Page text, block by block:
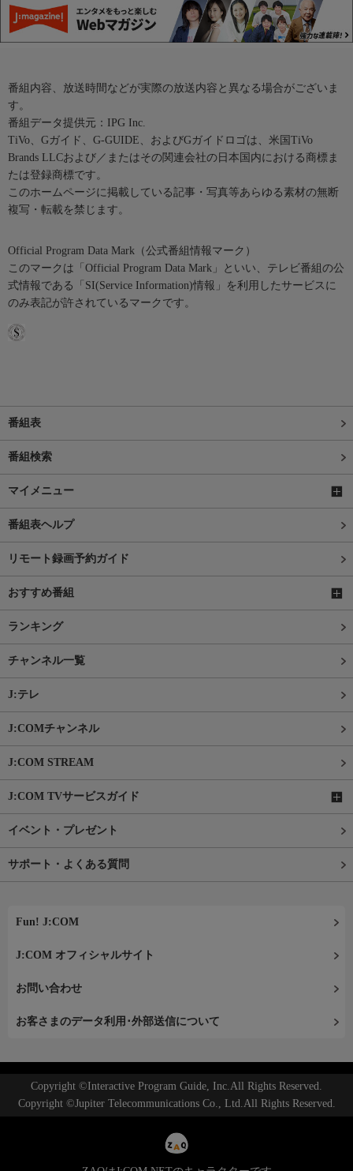
番組内容、放送時間などが実際の放送内容と異なる場合がございま
す。
番組データ提供元：IPG Inc.
TiVo、Gガイド、G-GUIDE、およびGガイドロゴは、米国TiVo
Brands LLCおよび／またはその関連会社の日本国内における商標ま
たは登録商標です。
このホームページに掲載している記事・写真等あらゆる素材の無断
複写・転載を禁じます。
Official Program Data Mark（公式番組情報マーク）
このマークは「Official Program Data Mark」といい、テレビ番組の公
式情報である「SI(Service Information)情報」を利用したサービスに
のみ表記が許されているマークです。
番組表
番組検索
マイメニュー
番組表ヘルプ
リモート録画予約ガイド
おすすめ番組
ランキング
チャンネル一覧
J:テレ
J:COMチャンネル
J:COM STREAM
J:COM TVサービスガイド
イベント・プレゼント
サポート・よくある質問
Fun! J:COM
J:COM オフィシャルサイト
お問い合わせ
お客さまのデータ利用･外部送信について
Copyright ©Interactive Program Guide, Inc.All Rights Reserved.
Copyright ©Jupiter Telecommunications Co., Ltd.All Rights Reserved.